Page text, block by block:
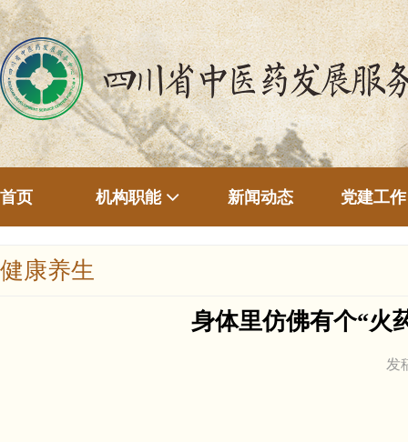
首页 机构职能 新闻动态 党建工作
健康养生
身体里仿佛有个“火
发